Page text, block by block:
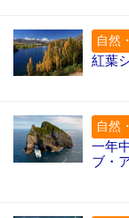
自然
紅葉
自然
一年
ブ・